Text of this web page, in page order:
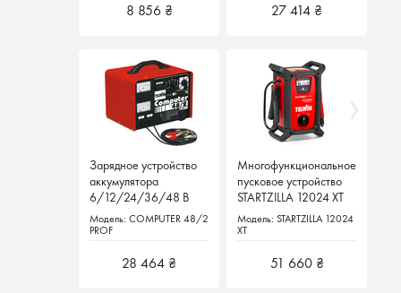
8 856 ₴
8 856 ₴ 27 414 ₴
27 414 ₴
Зарядное устройство
аккумулятора
6/12/24/36/48 В
TELWIN COMPUTER
48/2 PROF Италия
Модель: COMPUTER 48/2
PROF
28 464 ₴
Зарядное устройство
аккумулятора
6/12/24/36/48 В
TELWIN COMPUTER
48/2 PROF Италия
Модель: COMPUTER 48/2
PROF
28 464 ₴
Многофункциональное
пусковое устройство
STARTZILLA 12024 XT
Модель: STARTZILLA 12024
XT
51 660 ₴
Многофункциональное
пусковое устройство
STARTZILLA 12024 XT
Модель: STARTZILLA 12024
XT
51 660 ₴